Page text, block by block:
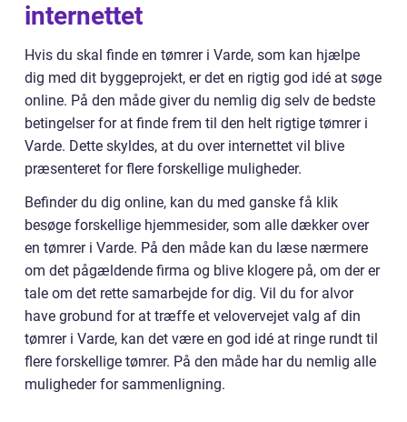
internettet
Hvis du skal finde en tømrer i Varde, som kan hjælpe
dig med dit byggeprojekt, er det en rigtig god idé at søge
online. På den måde giver du nemlig dig selv de bedste
betingelser for at finde frem til den helt rigtige tømrer i
Varde. Dette skyldes, at du over internettet vil blive
præsenteret for flere forskellige muligheder.
Befinder du dig online, kan du med ganske få klik
besøge forskellige hjemmesider, som alle dækker over
en tømrer i Varde. På den måde kan du læse nærmere
om det pågældende firma og blive klogere på, om der er
tale om det rette samarbejde for dig. Vil du for alvor
have grobund for at træffe et velovervejet valg af din
tømrer i Varde, kan det være en god idé at ringe rundt til
flere forskellige tømrer. På den måde har du nemlig alle
muligheder for sammenligning.